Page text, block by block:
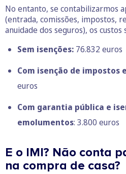
No entanto, se contabilizarmos
(entrada, comissões, impostos,
anuidade dos seguros), os custos
Sem isenções: 76.832 euros
Com isenção de impostos
euros
Com garantia pública e
emolumentos: 3.800 euros
E o IMI? Não conta
na compra de casa?